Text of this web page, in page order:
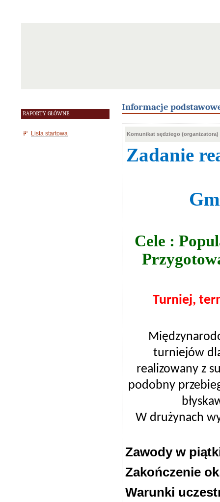
RAPORTY GŁÓWNE
Lista startowa
Informacje
Komunikat sędziego (organizatora)
Zadanie
Cele :
Turniej,
turniejów
realizowany z
podobny
W drużynach
Zawody w
Zakończenie
Warunki